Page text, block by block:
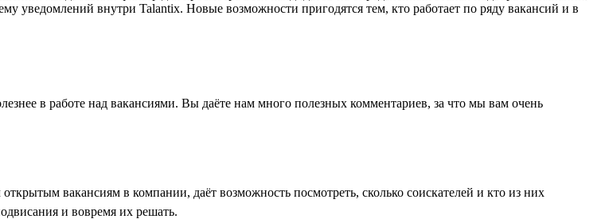
уведомлений внутри Talantix. Новые возможности пригодятся тем, кто работает по ряду вакансий и в
в работе над вакансиями. Вы даёте нам много полезных комментариев, за что мы вам очень
вакансиям в компании, даёт возможность посмотреть, сколько соискателей и кто из них
и вовремя их решать.